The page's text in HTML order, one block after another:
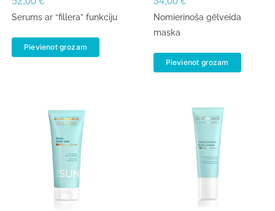
Serums ar “fillera” funkciju
Pievienot grozam
Nomierinoša gēlveida
maska
Pievienot grozam